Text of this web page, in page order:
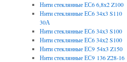
Нити стеклянные ЕС6 6,8х2 Z100
Нити стеклянные ЕС6 34х3 S110
30А
Нити стеклянные ЕС6 34х3 S100
Нити стеклянные ЕС6 34х2 S100
Нити стеклянные ЕС9 54х3 Z150
Нити стеклянные ЕС9 136 Z28-16